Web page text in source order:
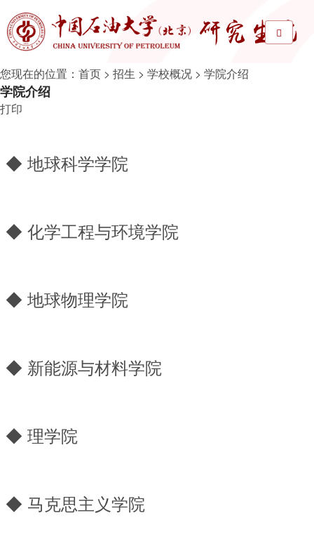
您现在的位置： 首页 > 招生 > 学校概况 > 学院介绍
学院介绍
打印
◆ 地球科学学院
◆ 化学工程与环境学院
◆ 地球物理学院
◆ 新能源与材料学院
◆ 理学院
◆ 马克思主义学院